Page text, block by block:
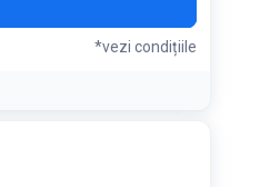
*vezi condițiile
de produse